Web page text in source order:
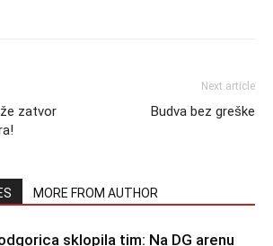
zatvor
Next article
Budva bez greške
MORE FROM AUTHOR
sklopila tim: Na DG arenu